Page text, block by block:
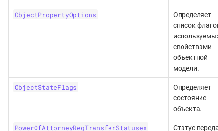
ObjectPropertyOptions
Определяет
список
свойствами
объектной
модели.
ObjectStateFlags
Определяет
состояние
объекта.
PowerOfAttorneyRegTransferStatuses
Статус